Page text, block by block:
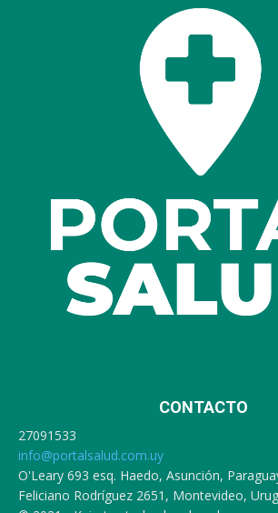
CONTACTO
27091533
info@portalsalud.com.uy
O'Leary 693 esq. Haedo, Asunción,
Feliciano Rodríguez 2651, Montevideo,